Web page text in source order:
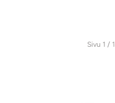
Sivu 1 / 1